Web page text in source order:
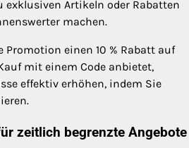
exklusiven Artikeln oder Rabatten
machen.
Promotion einen 10 % Rabatt auf
mit einem Code anbietet,
effektiv erhöhen, indem Sie
zeitlich begrenzte Angebote